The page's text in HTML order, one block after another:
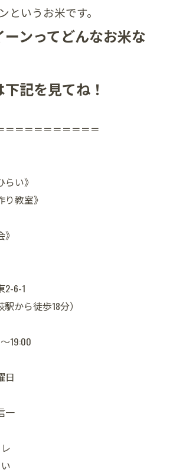
というお米です。
ーンってどんなお米な
記を見てね！
＝＝＝＝＝＝＝＝＝＝
らい》
り教室》
2-6-1
駅から徒歩18分）
19:00
日
一